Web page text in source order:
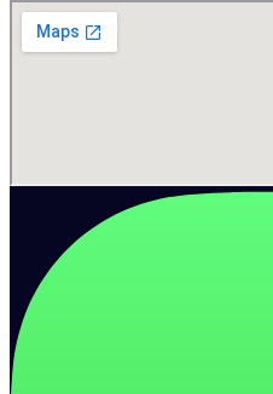
Zmiękczacze wody
Systemy do zmiękczania